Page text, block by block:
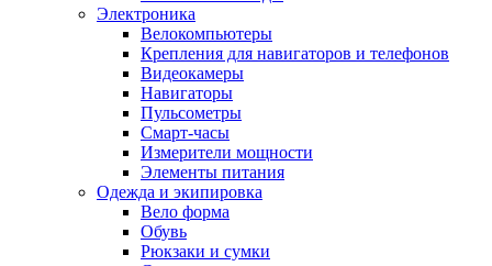
Электроника
Велокомпьютеры
Крепления для навигаторов и телефонов
Видеокамеры
Навигаторы
Пульсометры
Смарт-часы
Измерители мощности
Элементы питания
Одежда и экипировка
Вело форма
Обувь
Рюкзаки и сумки